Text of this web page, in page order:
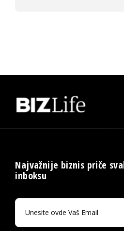
Najvažnije biznis priče
inboksu